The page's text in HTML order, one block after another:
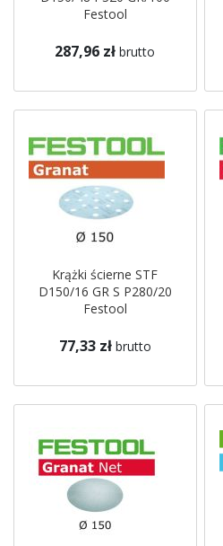
Festool
287,96 zł brutto
Krążki ścierne STF
D150/16 GR S P280/20
Festool
77,33 zł brutto